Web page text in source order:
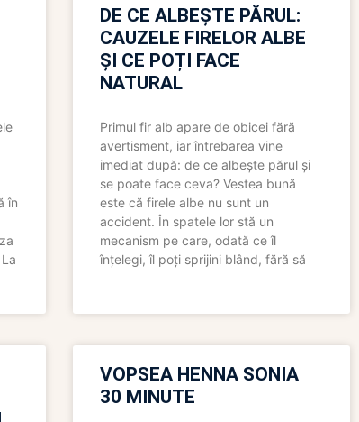
în
DE CE ALBEȘTE PĂRUL:
CAUZELE FIRELOR ALBE
ȘI CE POȚI FACE
NATURAL
Primul fir alb apare de obicei fără
avertisment, iar întrebarea vine
imediat după: de ce albește părul și
se poate face ceva? Vestea bună
este că firele albe nu sunt un
accident. În spatele lor stă un
mecanism pe care, odată ce îl
înțelegi, îl poți sprijini blând, fără să
VOPSEA HENNA SONIA
30 MINUTE